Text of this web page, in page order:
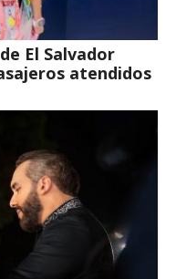
El Salvador
atendidos